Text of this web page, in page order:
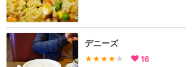
デニーズ
★★★★ ★ 16